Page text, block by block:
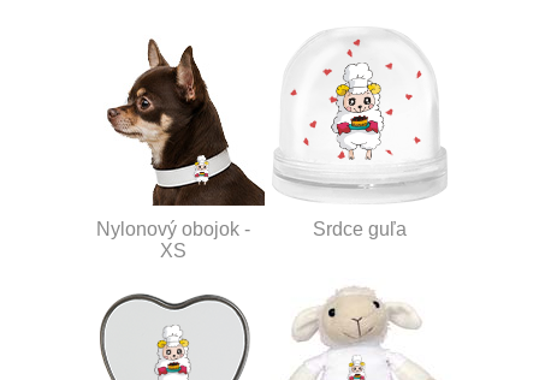
Nylonový obojok -
XS
Srdce guľa